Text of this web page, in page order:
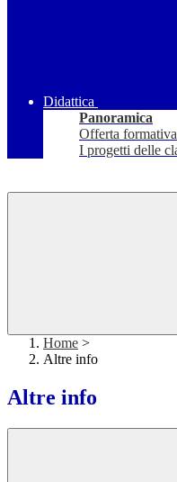
Didattica
Panoramica
Offerta formativa
I progetti delle
Home >
Altre info
Altre info